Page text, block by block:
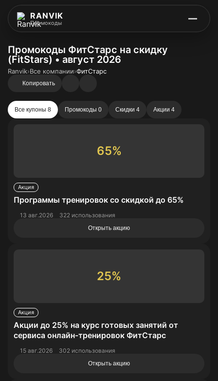
RANVIK
Промокоды
Промокоды ФитСтарс на скидку
(FitStars) • август 2026
Ranvik›Все компании›ФитСтарс
Копировать
Все купоны 8 Промокоды 0 Скидки 4 Акции 4
65%
Акция
Программы тренировок со скидкой до 65%
13 авг.2026 322 использования
Открыть акцию
25%
Акция
Акции до 25% на курс готовых занятий от
сервиса онлайн-тренировок ФитСтарс
15 авг.2026 302 использования
Открыть акцию